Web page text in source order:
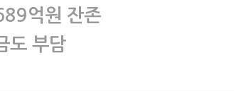
억원 잔존
도 부담